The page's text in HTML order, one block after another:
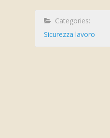
Categories:
Sicurezza lavoro